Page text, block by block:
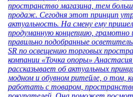
пространство магазина, тем
продаж. Сегодня этот принцип
актуальность. На смену ему
продуманную концепцию, грамотно
правильно подобранные
SR по освещению торговых
компании «Точка опоры»
рассказывает об актуальных
модном и обувном ритейле, о том,
работать с товаром,